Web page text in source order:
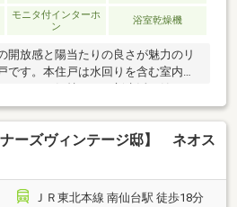
モニタ付インターホ
ン
浴室乾燥機
開放感と陽当たりの良さが魅力のリ
です。本住戸は水回りを含む室内を
ており、気持ちよく新生活を始めら
のフリールームは、書斎や趣味部
イルーム、収納スペースなど、ご家
ルに合わせて自由に活用可能。ペッ
、大切な家族と一緒に快適な暮らし
分と、お子様の通学にも安心の住環
ナーズヴィンテージ邸】 ネオス
ＪＲ東北本線 南仙台駅 徒歩18分